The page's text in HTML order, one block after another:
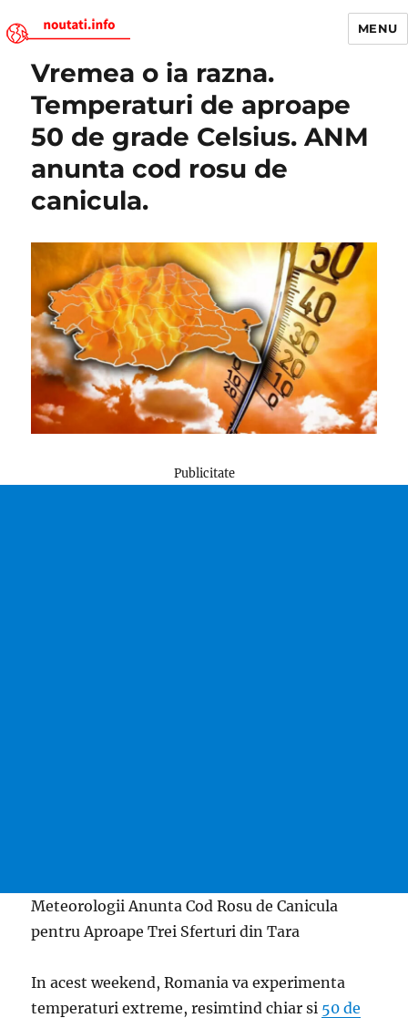
Noutati.Info
MENU
Vremea o ia razna.
Temperaturi de aproape
50 de grade Celsius. ANM
anunta cod rosu de
canicula.
Publicitate
Meteorologii Anunta Cod Rosu de Canicula
pentru Aproape Trei Sferturi din Tara
In acest weekend, Romania va experimenta
temperaturi extreme, resimtind chiar si 50 de